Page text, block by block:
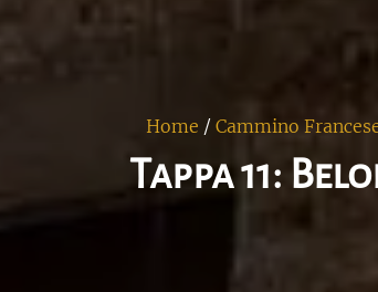
Home / Cammino
Tappa 11: